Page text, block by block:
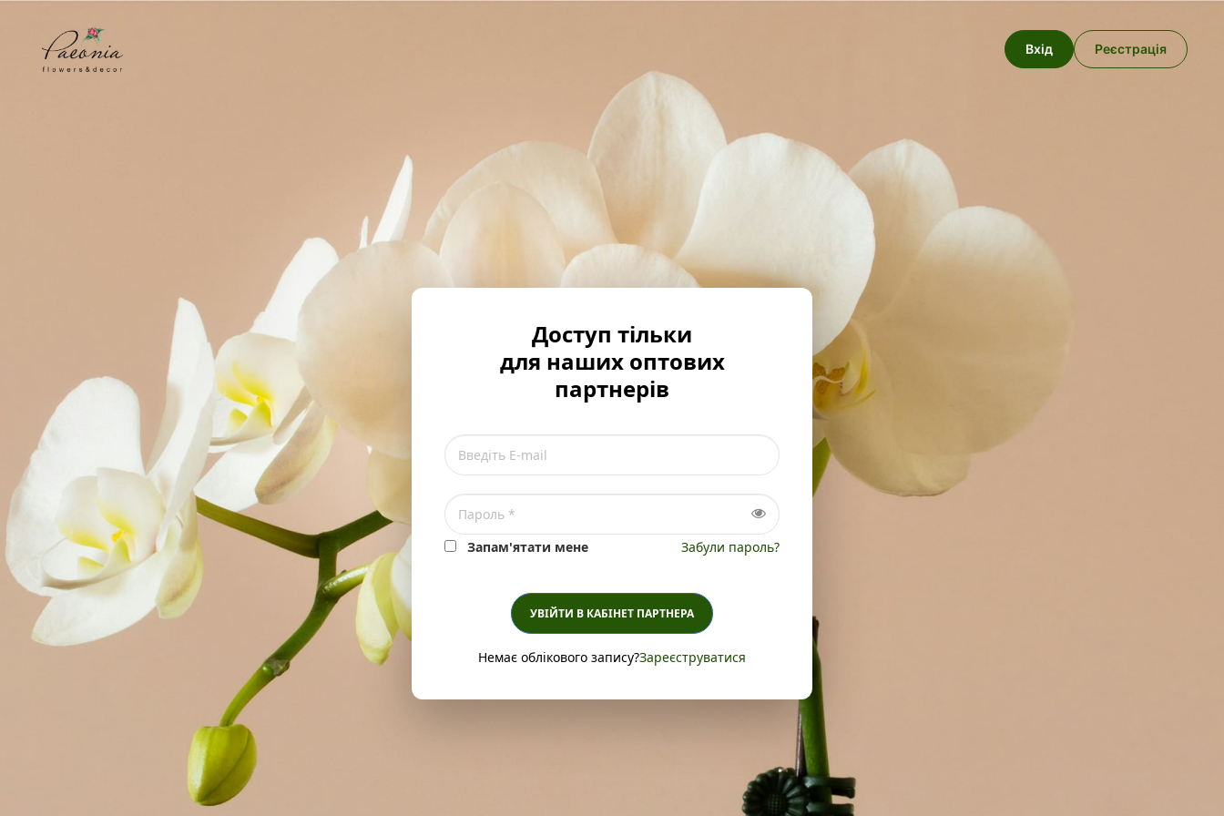
Вхід Реєстрація
Доступ тільки
для наших оптових
партнерів
Запам'ятати мене Забули пароль?
УВІЙТИ В КАБІНЕТ ПАРТНЕРА
Немає облікового запису?Зареєструватися